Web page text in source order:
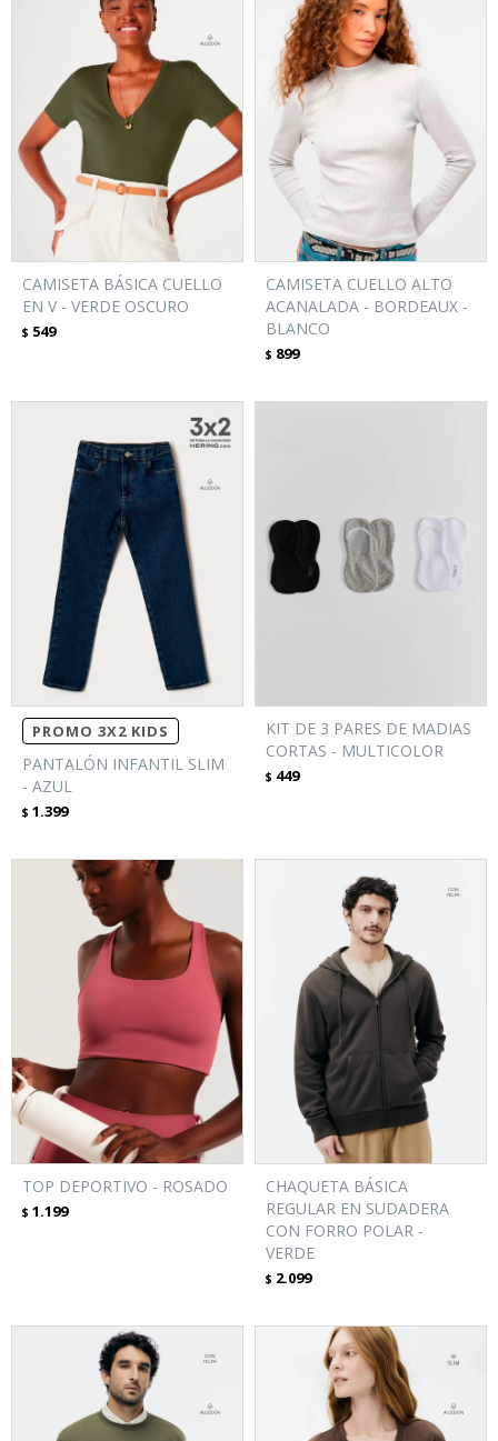
CAMISETA BÁSICA CUELLO
EN V - VERDE OSCURO
$ 549
CAMISETA CUELLO ALTO
ACANALADA - BORDEAUX -
BLANCO
$ 899
PROMO 3X2 KIDS
PANTALÓN INFANTIL SLIM
- AZUL
$ 1.399
KIT DE 3 PARES DE MADIAS
CORTAS - MULTICOLOR
$ 449
TOP DEPORTIVO - ROSADO
$ 1.199
CHAQUETA BÁSICA
REGULAR EN SUDADERA
CON FORRO POLAR -
VERDE
$ 2.099